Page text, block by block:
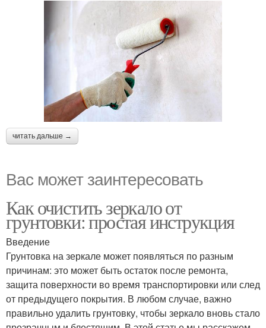
читать дальше →
Вас может заинтересовать
Как очистить зеркало от
грунтовки: простая инструкция
Введение
Грунтовка на зеркале может появляться по разным
причинам: это может быть остаток после ремонта,
защита поверхности во время транспортировки или след
от предыдущего покрытия. В любом случае, важно
правильно удалить грунтовку, чтобы зеркало вновь стало